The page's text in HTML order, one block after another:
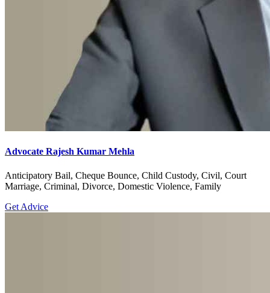
Advocate Rajesh Kumar Mehla
Anticipatory Bail, Cheque Bounce, Child Custody, Civil, Court
Marriage, Criminal, Divorce, Domestic Violence, Family
Get Advice